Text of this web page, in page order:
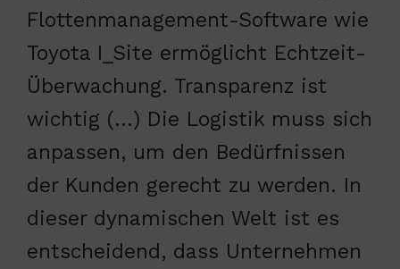
Flottenmanagement-Software wie
Toyota I_Site ermöglicht Echtzeit-
Überwachung. Transparenz ist
wichtig (…) Die Logistik muss sich
anpassen, um den Bedürfnissen
der Kunden gerecht zu werden. In
dieser dynamischen Welt ist es
entscheidend, dass Unternehmen